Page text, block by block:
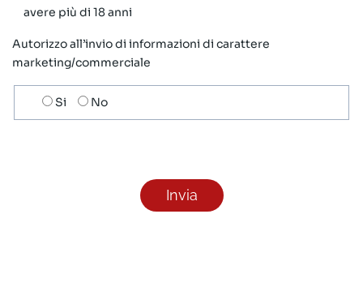
avere più di 18 anni
Autorizzo all’invio di informazioni di carattere
marketing/commerciale
Scelta
invio
Si No